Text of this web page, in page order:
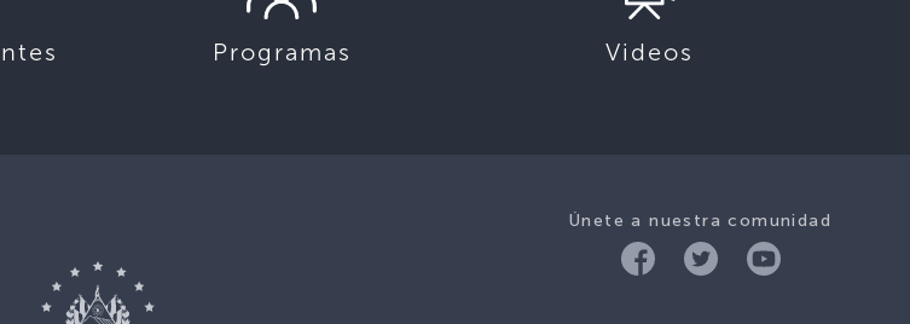
Programas Videos
Únete a nuestra comunidad